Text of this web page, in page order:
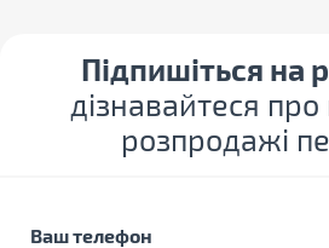
Підпишіться на
дізнавайтеся
розпродажі